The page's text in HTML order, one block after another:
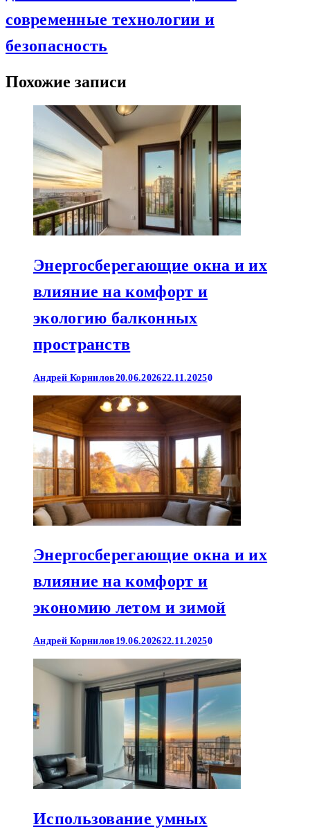
современные технологии и
безопасность
Похожие записи
Энергосберегающие окна и их
влияние на комфорт и
экологию балконных
пространств
Андрей Корнилов20.06.202622.11.20250
Энергосберегающие окна и их
влияние на комфорт и
экономию летом и зимой
Андрей Корнилов 19.06.202622.11.20250
Использование умных